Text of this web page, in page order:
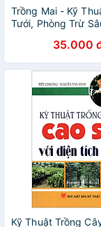
Trồng Mai - Kỹ
Tưới, Phòng Trừ
35.000
Kỹ Thuật Trồng